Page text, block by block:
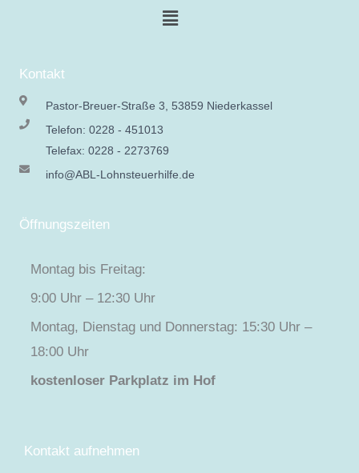
Menü
Kontakt
Pastor-Breuer-Straße 3, 53859 Niederkassel
Telefon: 0228 - 451013
Telefax: 0228 - 2273769
info@ABL-Lohnsteuerhilfe.de
Öffnungszeiten
Montag bis Freitag:
9:00 Uhr – 12:30 Uhr
Montag, Dienstag und Donnerstag: 15:30 Uhr –
18:00 Uhr
kostenloser Parkplatz im Hof
Kontakt aufnehmen